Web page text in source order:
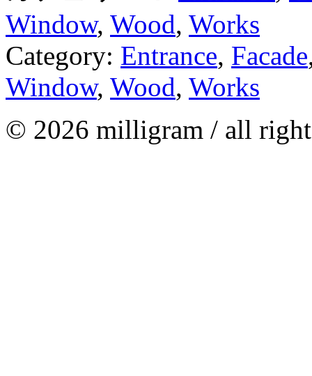
Window, Wood, Works
Category: Entrance, Facade
Window, Wood, Works
© 2026 milligram / all